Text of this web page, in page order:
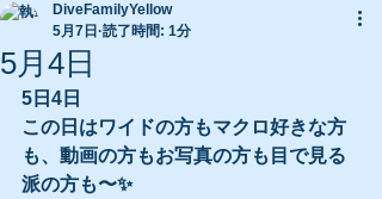
5月4日
DiveFamilyYellow
5月7日 読了時間: 1分
5日4日
この日はワイドの方もマクロ好きな方
も、動画の方もお写真の方も目で見る
派の方も〜✨